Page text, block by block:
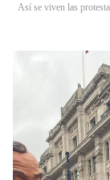
Así se viven las